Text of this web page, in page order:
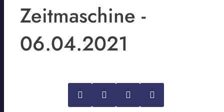
Zeitmaschine -
06.04.2021